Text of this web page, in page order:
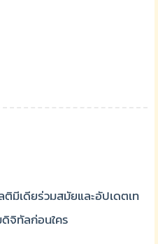
มีเดียร่วมสมัยและอัปเดตเท
จิทัลก่อนใคร